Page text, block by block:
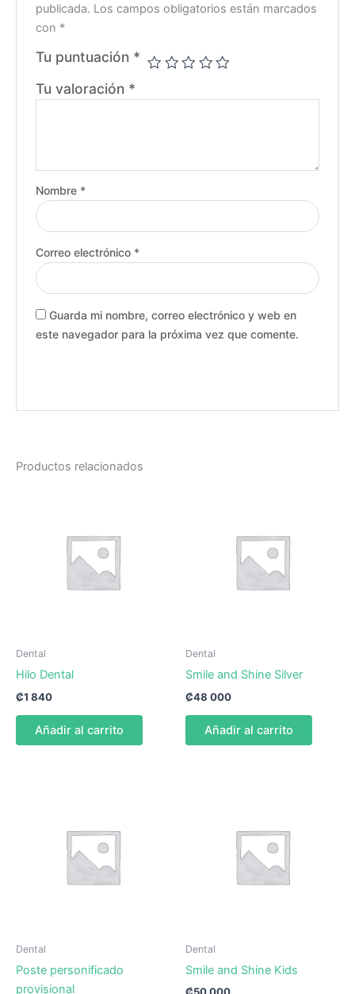
publicada. Los campos obligatorios están marcados
con *
Tu puntuación *
Tu valoración *
Nombre *
Correo electrónico *
Guarda mi nombre, correo electrónico y web en
este navegador para la próxima vez que comente.
Productos relacionados
Dental
Hilo Dental
₡1 840
Añadir al carrito
Dental
Smile and Shine Silver
₡48 000
Añadir al carrito
Dental
Poste personificado
provisional
Dental
Smile and Shine Kids